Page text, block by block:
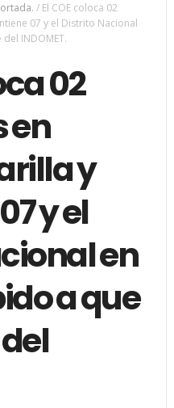
/ El COE coloca 02
07 y el Distrito Nacional
INDOMET.
02
en
y
y el
en
a que